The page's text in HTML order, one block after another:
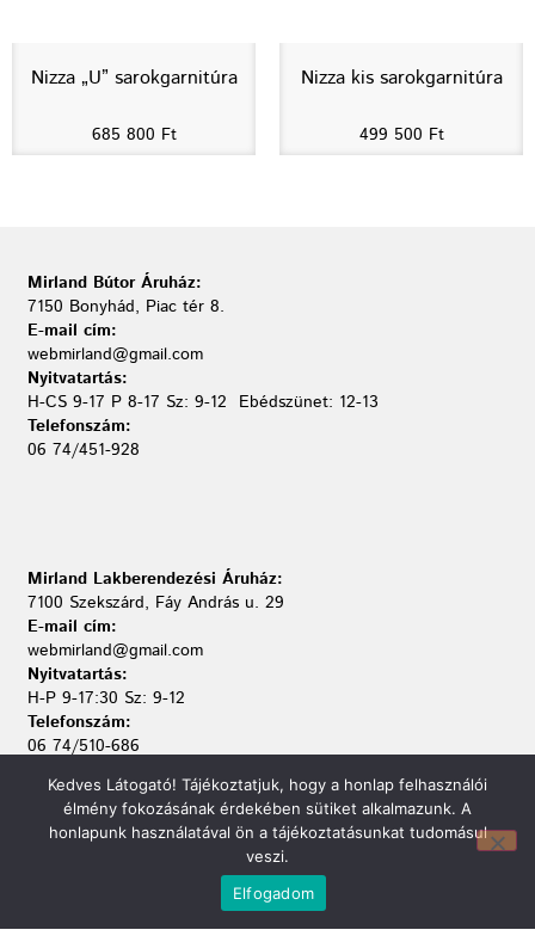
Nizza „U” sarokgarnitúra
685 800 Ft
Nizza kis sarokgarnitúra
499 500 Ft
Kapcsolat
Mirland Lakberendezési Áruház:
7100 Szekszárd, Fáy András u. 29
E-mail cím:
webmirland@gmail.com
Nyitvatartás:
H-P 9-17:30 Sz: 9-12
Telefonszám:
06 74/510-686
Mirland Bútor Áruház:
7150 Bonyhád, Piac tér 8.
E-mail cím:
webmirland@gmail.com
Nyitvatartás:
H-CS 9-17 P 8-17 Sz: 9-12 Ebédszünet: 12-13
Telefonszám:
06 74/451-928
Kedves Látogató! Tájékoztatjuk, hogy a honlap felhasználói
élmény fokozásának érdekében sütiket alkalmazunk. A
honlapunk használatával ön a tájékoztatásunkat tudomásul
veszi.
Elfogadom